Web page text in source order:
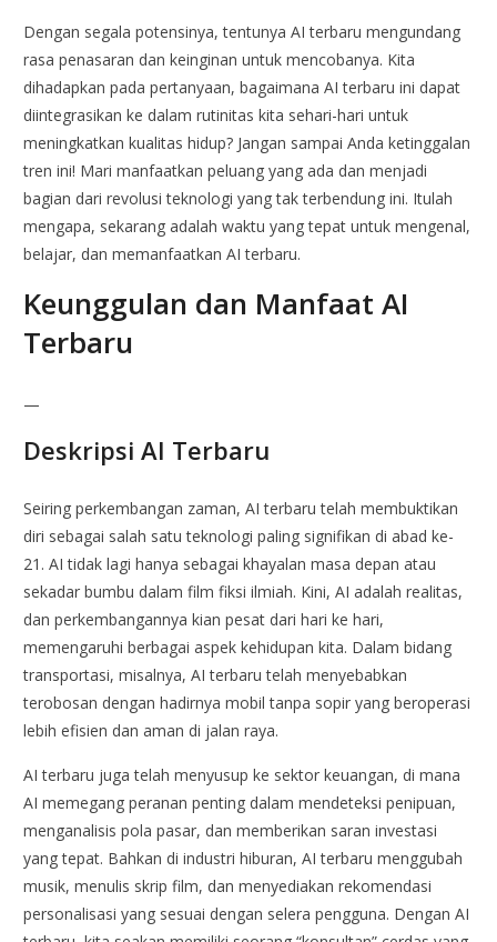
Dengan segala potensinya, tentunya AI terbaru mengundang
rasa penasaran dan keinginan untuk mencobanya. Kita
dihadapkan pada pertanyaan, bagaimana AI terbaru ini dapat
diintegrasikan ke dalam rutinitas kita sehari-hari untuk
meningkatkan kualitas hidup? Jangan sampai Anda ketinggalan
tren ini! Mari manfaatkan peluang yang ada dan menjadi
bagian dari revolusi teknologi yang tak terbendung ini. Itulah
mengapa, sekarang adalah waktu yang tepat untuk mengenal,
belajar, dan memanfaatkan AI terbaru.
Keunggulan dan Manfaat AI
Terbaru
—
Deskripsi AI Terbaru
Seiring perkembangan zaman, AI terbaru telah membuktikan
diri sebagai salah satu teknologi paling signifikan di abad ke-
21. AI tidak lagi hanya sebagai khayalan masa depan atau
sekadar bumbu dalam film fiksi ilmiah. Kini, AI adalah realitas,
dan perkembangannya kian pesat dari hari ke hari,
memengaruhi berbagai aspek kehidupan kita. Dalam bidang
transportasi, misalnya, AI terbaru telah menyebabkan
terobosan dengan hadirnya mobil tanpa sopir yang beroperasi
lebih efisien dan aman di jalan raya.
AI terbaru juga telah menyusup ke sektor keuangan, di mana
AI memegang peranan penting dalam mendeteksi penipuan,
menganalisis pola pasar, dan memberikan saran investasi
yang tepat. Bahkan di industri hiburan, AI terbaru menggubah
musik, menulis skrip film, dan menyediakan rekomendasi
personalisasi yang sesuai dengan selera pengguna. Dengan AI